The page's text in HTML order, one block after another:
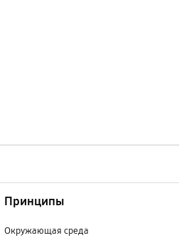
Принципы
Окружающая среда